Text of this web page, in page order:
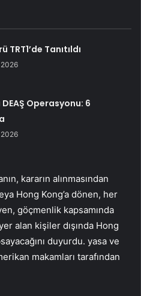
TRT1’de Tanıtıldı
2026
Operasyonu: 6
2026
kararın alınmasından
Hong Kong’a dönen, her
göçmenlik kapsamında
alan kişiler dışında Hong
duyurdu. yasa ve
makamları tarafından